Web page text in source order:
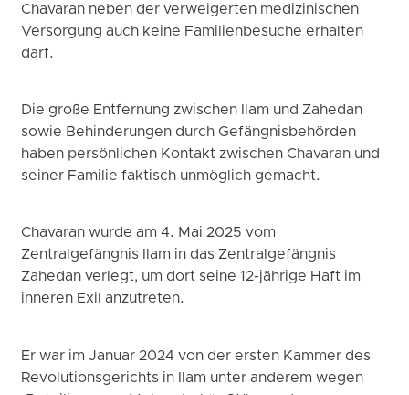
Chavaran neben der verweigerten medizinischen
Versorgung auch keine Familienbesuche erhalten
darf.
Die große Entfernung zwischen Ilam und Zahedan
sowie Behinderungen durch Gefängnisbehörden
haben persönlichen Kontakt zwischen Chavaran und
seiner Familie faktisch unmöglich gemacht.
Chavaran wurde am 4. Mai 2025 vom
Zentralgefängnis Ilam in das Zentralgefängnis
Zahedan verlegt, um dort seine 12-jährige Haft im
inneren Exil anzutreten.
Er war im Januar 2024 von der ersten Kammer des
Revolutionsgerichts in Ilam unter anderem wegen